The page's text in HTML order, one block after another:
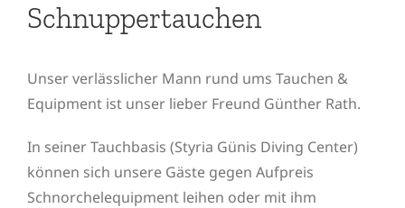
Schnuppertauchen
Unser verlässlicher Mann rund ums Tauchen &
Equipment ist unser lieber Freund Günther Rath.
In seiner Tauchbasis (Styria Günis Diving Center)
können sich unsere Gäste gegen Aufpreis
Schnorchelequipment leihen oder mit ihm